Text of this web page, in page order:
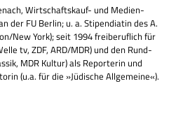
Wirt­schafts­kauf- und Medi­en­
der FU Ber­lin; u. a. Sti­pen­dia­tin des A.
New York); seit 1994 frei­be­ruf­lich für
tv, ZDF, ARD/MDR) und den Rund­
MDR Kul­tur) als Repor­te­rin und
(u.a. für die »Jüdi­sche Allgemeine«).